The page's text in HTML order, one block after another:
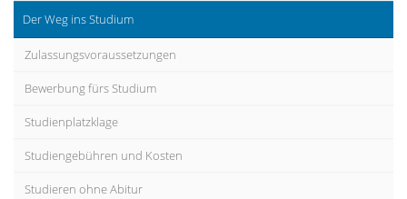
Der Weg ins Studium
Zulassungsvoraussetzungen
Bewerbung fürs Studium
Studienplatzklage
Studiengebühren und Kosten
Studieren ohne Abitur